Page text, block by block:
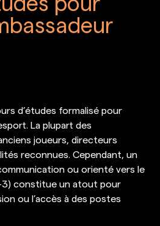
d’études formalisé pour
La plupart des
joueurs, directeurs
reconnues. Cependant, un
ou orienté vers le
constitue un atout pour
ou l’accès à des postes